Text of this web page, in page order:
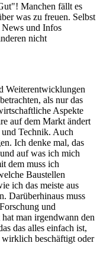
Manchen fällt es
was zu freuen. Selbst
News und Infos
nicht
Weiterentwicklungen
als nur das
Aspekte
auf dem Markt ändert
Technik. Auch
Ich denke mal, das
auf was ich mich
dem muss ich
Baustellen
ich das meiste aus
Darüberhinaus muss
und
man irgendwann den
das alles einfach ist,
beschäftigt oder